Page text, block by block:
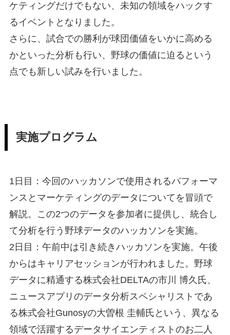
ケティングだけでもない、未知の領域をハックす
るイベントとなりました。
さらに、試合での勝利が球団価値をいかに高める
かといった分析も行い、野球の価値に迫るという
点でも新しい試みを行いました。
実施プログラム
1日目：今回のハッカソンで使用されるパフォーマ
ンスとマーケティングのデータについてを冒頭で
解説。この2つのデータを参加者に提供し、統合し
て分析を行う野球データのハッカソンを実施。
2日目：午前中は引き続きハッカソンを実施。午後
からはキャリアセッションが行われました。野球
データに精通する株式会社DELTAの市川 博久氏、
ニュースアプリのデータ分析スペシャリストであ
る株式会社Gunosyの大曽根 圭輔氏という、異なる
領域で活躍するデータサイエンティストのお二人